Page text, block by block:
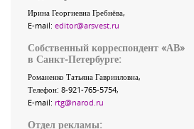
Ирина Георгиевна Гребнёва,
E-mail: editor@arsvest.ru
Собственный корреспондент «АВ»
в Санкт-Петербурге:
Романенко Татьяна Гаврииловна,
Телефон: 8-921-765-5754,
E-mail: rtg@narod.ru
Отдел рекламы: